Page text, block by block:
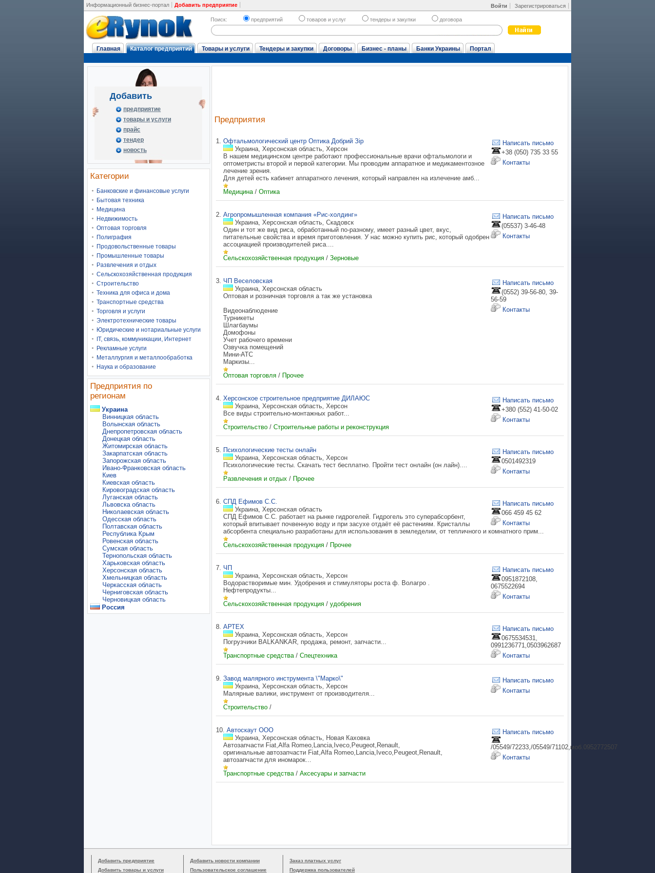
Войти Зарегистрироваться
Информационный бизнес-портал Добавить предприятие
Поиск: предприятий товаров и услуг тендеры и закупки договора
Главная Каталог предприятий Товары и услуги Тендеры и закупки Договоры Бизнес - планы Банки Украины Портал
Добавить
предприятие
товары и услуги
прайс
тендер
новость
Категории
Банковские и финансовые услуги
Бытовая техника
Медицина
Недвижимость
Оптовая торговля
Полиграфия
Продовольственные товары
Промышленные товары
Развлечения и отдых
Сельскохозяйственная продукция
Строительство
Техника для офиса и дома
Транспортные средства
Торговля и услуги
Электротехнические товары
Юридические и нотариальные услуги
IT, связь, коммуникации, Интернет
Рекламные услуги
Металлургия и металлообработка
Наука и образование
Предприятия по
регионам
Украина
Винницкая область
Волынская область
Днепропетровская область
Донецкая область
Житомирская область
Закарпатская область
Запорожская область
Ивано-Франковская область
Киев
Киевская область
Кировоградская область
Луганская область
Львовска область
Николаевская область
Одесская область
Полтавская область
Республика Крым
Ровенская область
Сумская область
Тернопольская область
Харьковская область
Херсонская область
Хмельницкая область
Черкасская область
Черниговская область
Черновицкая область
Россия
Предприятия
Написать письмо
+38 (050) 735 33 55
Контакты
1. Офтальмологический центр Оптика Добрий Зір
Украина, Херсонская область, Херсон
В нашем медицинском центре работают профессиональные врачи офтальмологи и
оптометристы второй и первой категории. Мы проводим аппаратное и медикаментозное
лечение зрения.
Для детей есть кабинет аппаратного лечения, который направлен на излечение амб...
Медицина / Оптика
Написать письмо
(05537) 3-46-48
Контакты
2. Агропромышленная компания «Рис-холдинг»
Украина, Херсонская область, Скадовск
Один и тот же вид риса, обработанный по-разному, имеет разный цвет, вкус,
питательные свойства и время приготовления. У нас можно купить рис, который одобрен
ассоциацией производителей риса....
Сельскохозяйственная продукция / Зерновые
Написать письмо
(0552) 39-56-80, 39-
56-59
Контакты
3. ЧП Веселовская
Украина, Херсонская область
Оптовая и розничная торговля а так же установка
Видеонаблюдение
Турникеты
Шлагбаумы
Домофоны
Учет рабочего времени
Озвучка помещений
Мини-АТС
Маркизы...
Оптовая торговля / Прочее
Написать письмо
+380 (552) 41-50-02
Контакты
4. Херсонское строительное предприятие ДИЛАЮС
Украина, Херсонская область, Херсон
Все виды строительно-монтажных работ...
Строительство / Строительные работы и реконструкция
Написать письмо
0501492319
Контакты
5. Психологические тесты онлайн
Украина, Херсонская область, Херсон
Психологические тесты. Скачать тест бесплатно. Пройти тест онлайн (он лайн)....
Развлечения и отдых / Прочее
Написать письмо
066 459 45 62
Контакты
6. СПД Ефимов С.С.
Украина, Херсонская область
СПД Ефимов С.С. работает на рынке гидрогелей. Гидрогель это суперабсорбент,
который впитывает почвенную воду и при засухе отдаёт её растениям. Кристаллы
абсорбента специально разработаны для использования в земледелии, от тепличного и комнатного прим...
Сельскохозяйственная продукция / Прочее
Написать письмо
0951872108,
0675522694
Контакты
7. ЧП
Украина, Херсонская область, Херсон
Водорастворимые мин. Удобрения и стимуляторы роста ф. Волагро .
Нефтепродукты...
Сельскохозяйственная продукция / удобрения
Написать письмо
0675534531,
0991236771,0503962687
Контакты
8. АРТЕХ
Украина, Херсонская область, Херсон
Погрузчики BALKANKAR, продажа, ремонт, запчасти...
Транспортные средства / Спецтехника
Написать письмо
Контакты
9. Завод малярного инструмента \"Марко\"
Украина, Херсонская область, Херсон
Малярные валики, инструмент от производителя...
Строительство /
Написать письмо
/05549/72233,/05549/71102,моб.0952772507
Контакты
10. Автоскаут ООО
Украина, Херсонская область, Новая Каховка
Автозапчасти Fiat,Alfa Romeo,Lancia,Iveco,Peugeot,Renault,
оригинальные автозапчасти Fiat,Alfa Romeo,Lancia,Iveco,Peugeot,Renault,
автозапчасти для иномарок...
Транспортные средства / Аксесуары и запчасти
Добавить предприятие
Добавить товары и услуги
Добавить новости компании
Пользовательское соглашение
Заказ платных услуг
Поддержка пользователей